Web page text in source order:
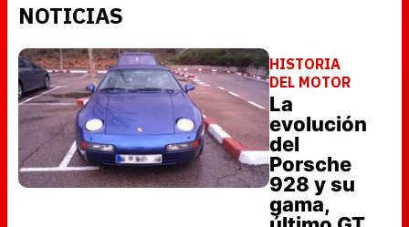
NOTICIAS
HISTORIA
DEL MOTOR
La
evolución
del
Porsche
928 y su
gama,